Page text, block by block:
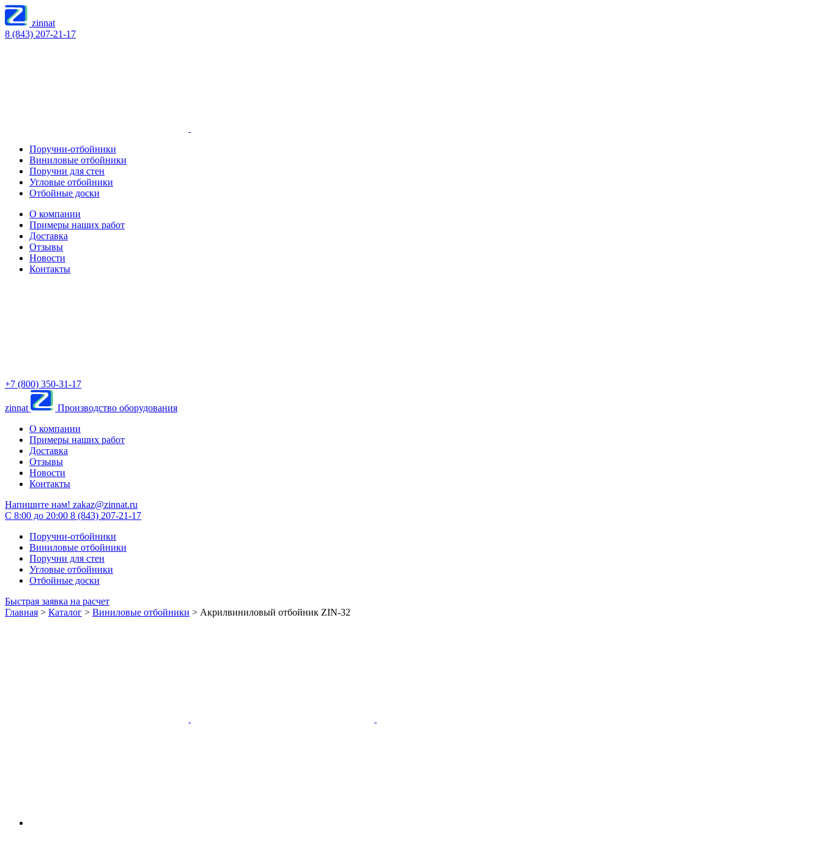
zinnat
8 (843) 207-21-17
Поручни-отбойники
Виниловые отбойники
Поручни для стен
Угловые отбойники
Отбойные доски
О компании
Примеры наших работ
Доставка
Отзывы
Новости
Контакты
+7 (800) 350-31-17
zinnat
Производство оборудования
О компании
Примеры наших работ
Доставка
Отзывы
Новости
Контакты
Напишите нам! zakaz@zinnat.ru
C 8:00 до 20:00 8 (843) 207-21-17
Поручни-отбойники
Виниловые отбойники
Поручни для стен
Угловые отбойники
Отбойные доски
Быстрая заявка на расчет
Главная > Каталог > Виниловые отбойники > Акрилвиниловый отбойник ZIN-32